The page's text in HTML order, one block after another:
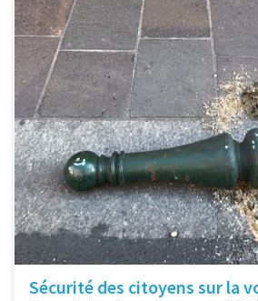
Sécurité des citoyens sur la